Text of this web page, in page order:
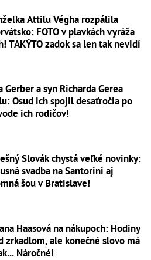
Attilu Végha rozpálila
FOTO v plavkách vyráža
TAKÝTO zadok sa len tak nevidí
Gerber a syn Richarda Gerea
Osud ich spojil desaťročia po
ich rodičov!
Slovák chystá veľké novinky:
svadba na Santorini aj
šou v Bratislave!
Haasová na nákupoch: Hodiny
zrkadlom, ale konečné slovo má
Náročné!